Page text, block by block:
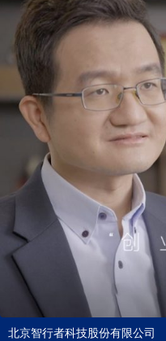
北京智行者科技股份有限公司